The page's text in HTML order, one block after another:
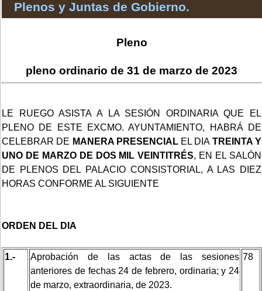
Plenos y Juntas de Gobierno.
Pleno
pleno ordinario de 31 de marzo de 2023
LE RUEGO ASISTA A LA SESIÓN ORDINARIA QUE EL
PLENO DE ESTE EXCMO. AYUNTAMIENTO, HABRÁ DE
CELEBRAR DE MANERA PRESENCIAL EL DIA TREINTA Y
UNO DE MARZO DE DOS MIL VEINTITRÉS, EN EL SALÓN
DE PLENOS DEL PALACIO CONSISTORIAL, A LAS DIEZ
HORAS CONFORME AL SIGUIENTE
ORDEN DEL DIA
1.-
Aprobación de las actas de las sesiones
anteriores de fechas 24 de febrero, ordinaria; y 24
de marzo, extraordinaria, de 2023.
78